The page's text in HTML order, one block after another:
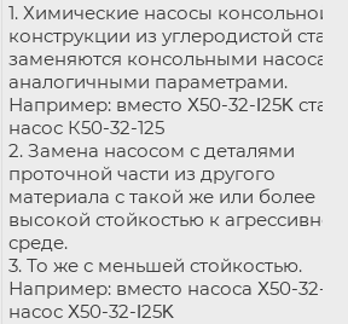
1. Химические насосы консольной
конструкции из углеродистой стали
заменяются консольными
аналогичными параметрами.
Например: вместо Χ50-32-Ι25Κ
насос К50-32-125
2. Замена насосом с деталями
проточной части из другого
материала с такой же или более
высокой стойкостью к агрессивной
среде.
3. То же с меньшей стойкостью.
Например: вместо насоса Χ50-32-
насос Χ50-32-Ι25Κ